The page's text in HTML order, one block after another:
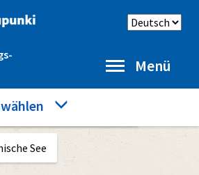
Sprache
Menü
Meer und die übrige Natur
See